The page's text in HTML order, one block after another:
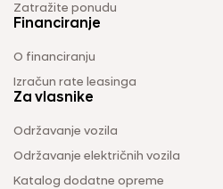
Zatražite ponudu
Financiranje
O financiranju
Izračun rate leasinga
Za vlasnike
Održavanje vozila
Održavanje električnih vozila
Katalog dodatne opreme